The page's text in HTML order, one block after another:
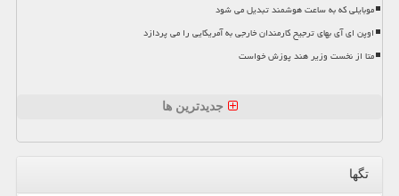
موبایلی که به ساعت هوشمند تبدیل می شود
اوپن ای آی بهای ترجیح کارمندان خارجی به آمریکایی را می پردازد
متا از نخست وزیر هند پوزش خواست
جدیدترین ها
تگها